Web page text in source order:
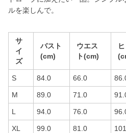
ルを楽しんで。
サ
イ
ズ
バスト
(cm)
ウエス
ト(cm)
S 84.0 66.0
M 89.0 71.0
L 94.0 76.0
XL 99.0 81.0